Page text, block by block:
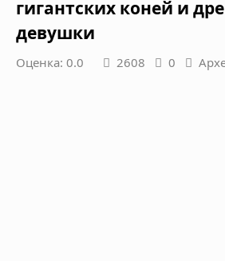
гигантских коней и
девушки
Оценка: 0.0 2608 0